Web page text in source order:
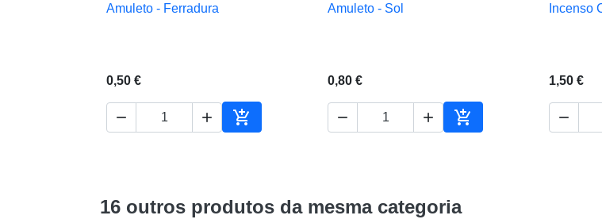
 Vista rápida
Amuleto - Ferradura
0,50 €
  
Adicionar ao carrinho
 Vista rápida
Amuleto - Sol
0,80 €
  
Adicionar ao carrinho
Incenso
1,50 €

16 outros produtos da mesma categoria